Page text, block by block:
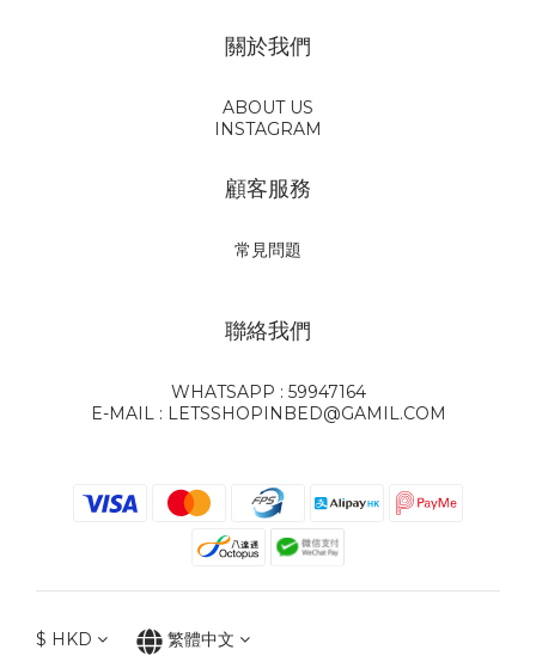
關於我們
ABOUT US
INSTAGRAM
顧客服務
常見問題
聯絡我們
WHATSAPP : 59947164
E-MAIL : LETSSHOPINBED@GAMIL.COM
$ HKD 繁體中文